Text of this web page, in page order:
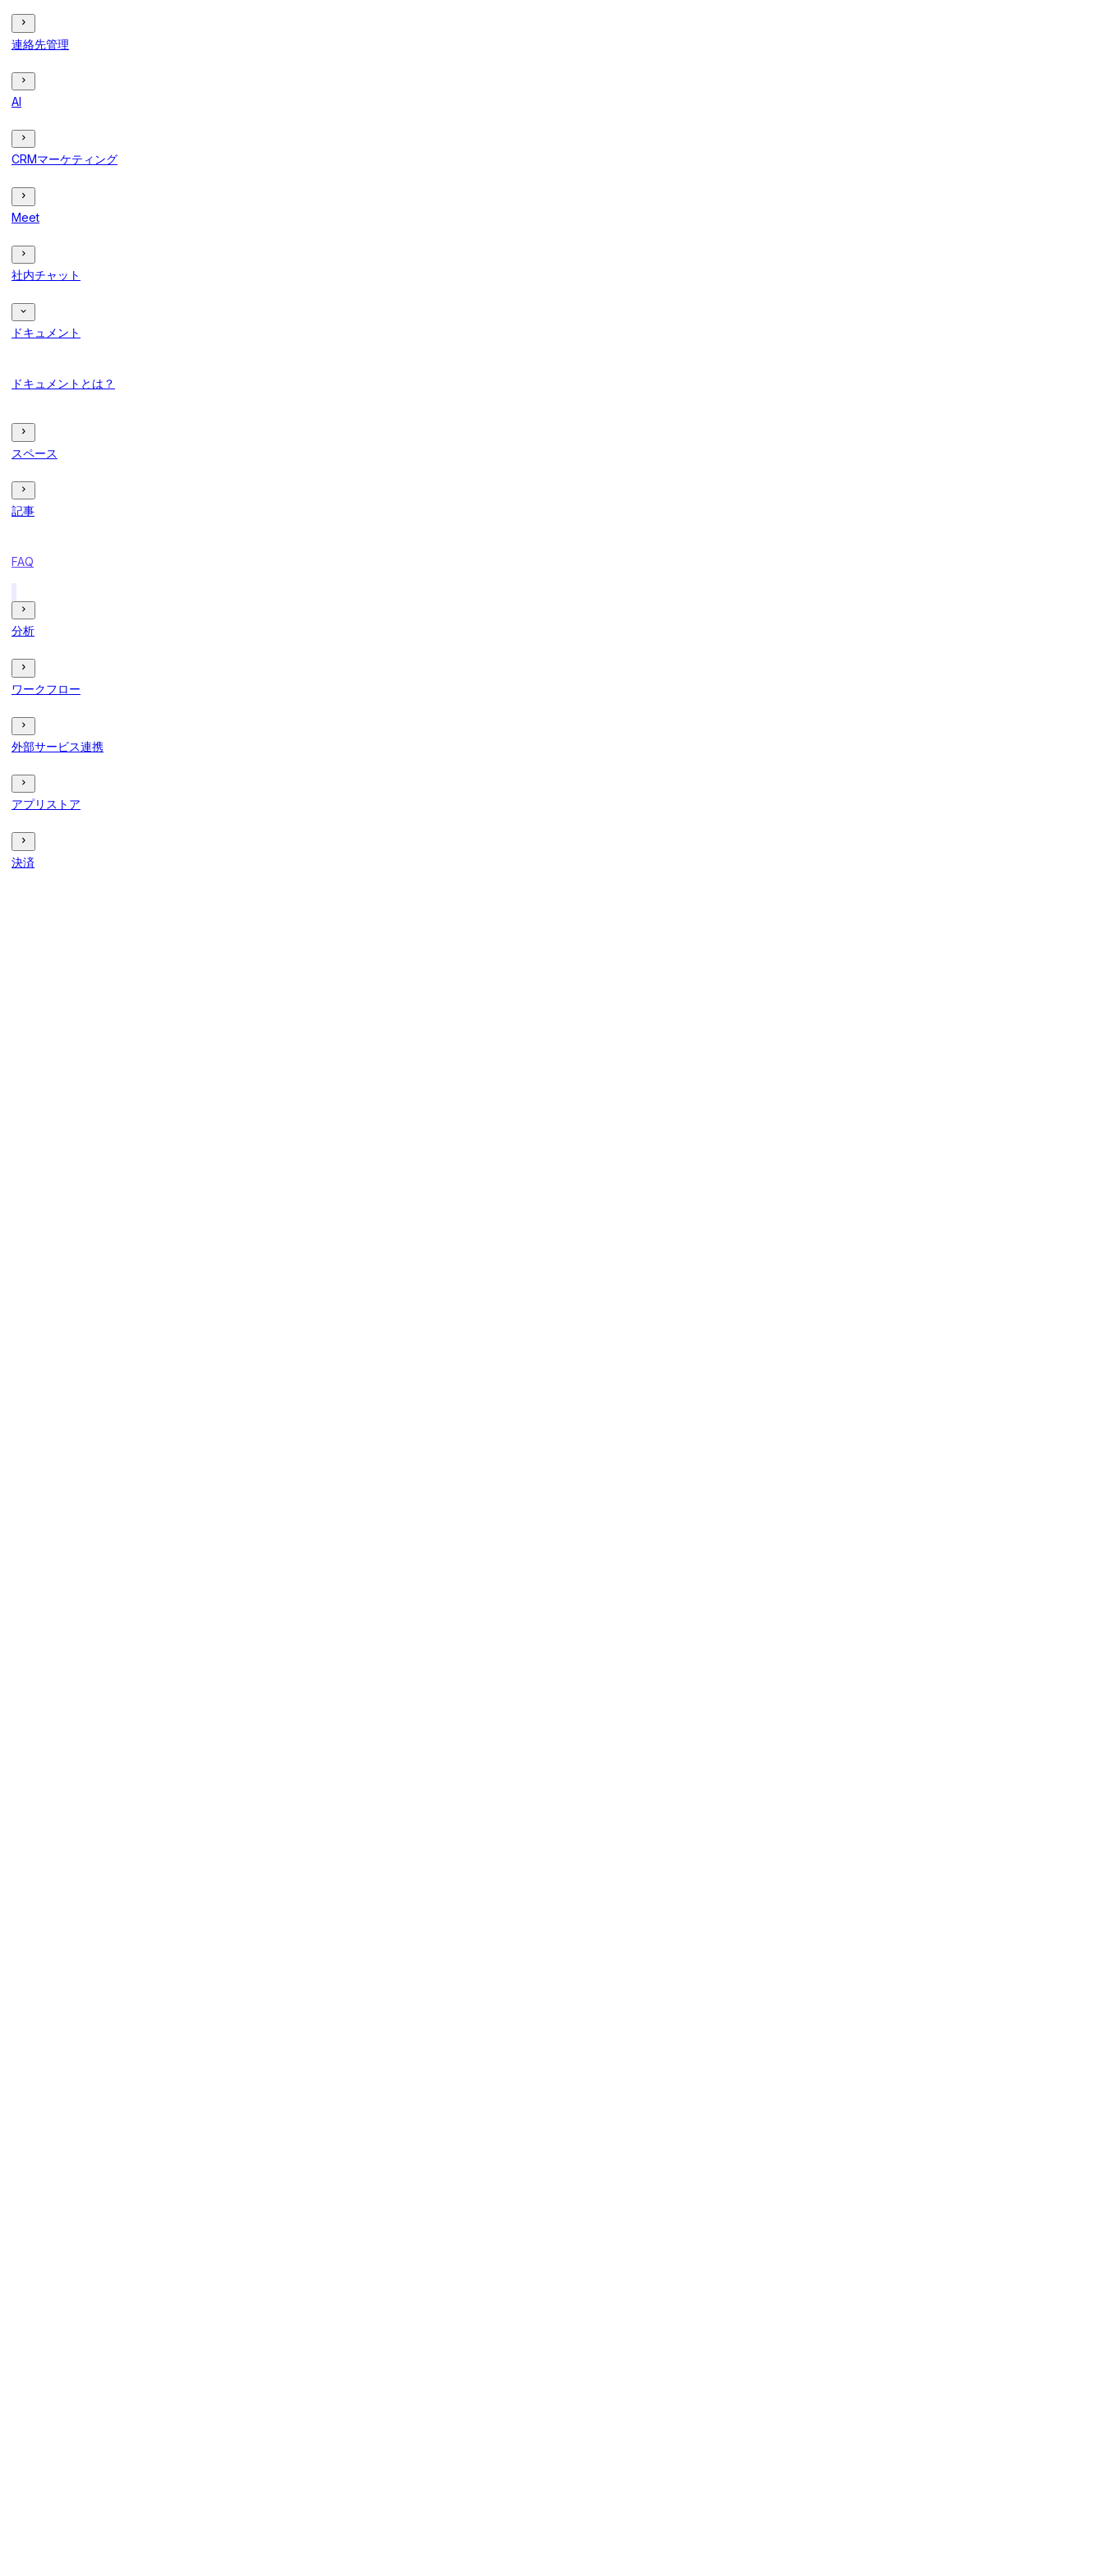
連絡先管理
AI
CRMマーケティング
Meet
社内チャット
ドキュメント
ドキュメントとは？
スペース
記事
FAQ
分析
ワークフロー
外部サービス連携
アプリストア
決済